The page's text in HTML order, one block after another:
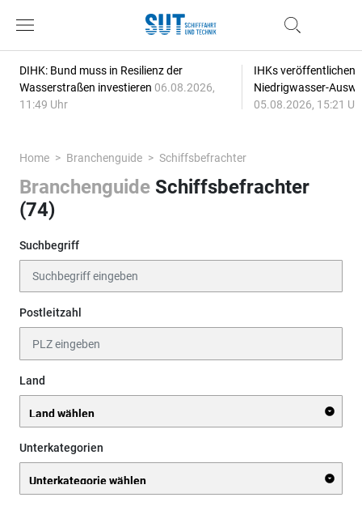
DIHK: Bund muss in Resilienz der
Wasserstraßen investieren 06.08.2026,
11:49 Uhr
IHKs veröffentlichen
Niedrigwasser-
05.08.2026, 15:21
Home Branchenguide Schiffsbefrachter
Branchenguide Schiffsbefrachter
(74)
Suchbegriff
Postleitzahl
Land
Unterkategorien